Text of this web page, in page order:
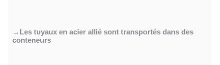
→Les tuyaux en acier allié sont transportés dans des
conteneurs